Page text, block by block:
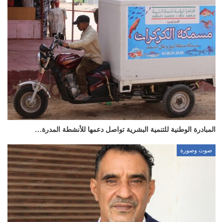
المبادرة الوطنية للتنمية البشرية تواصل دعمها للأنشطة المدرة…
صوت وصورة